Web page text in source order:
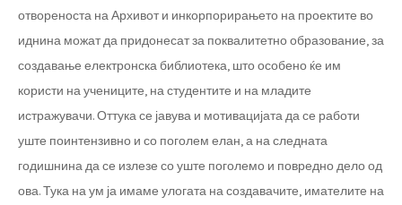
отвореноста на Архивот и инкорпорирањето на проектите во
иднина можат да придонесат за поквалитетно образование, за
создавање електронска библиотека, што особено ќе им
користи на учениците, на студентите и на младите
истражувачи. Оттука се јавува и мотивацијата да се работи
уште поинтензивно и со поголем елан, а на следната
годишнина да се излезе со уште поголемо и повредно дело од
ова. Тука на ум ја имаме улогата на создавачите, имателите на